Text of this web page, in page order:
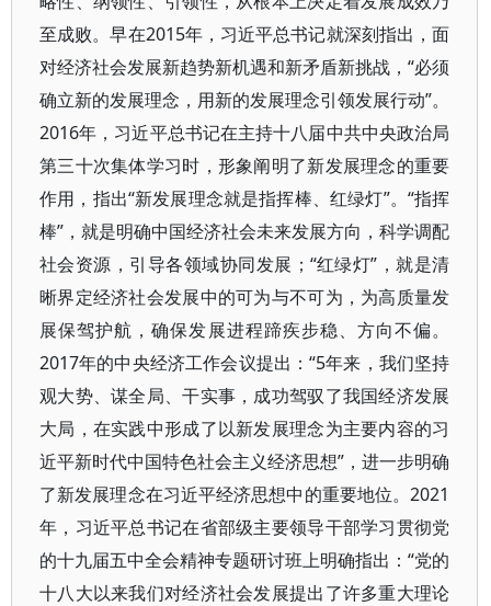
至成败。早在2015年，习近平总书记就深刻指出，面
对经济社会发展新趋势新机遇和新矛盾新挑战，“必须
确立新的发展理念，用新的发展理念引领发展行动”。
2016年，习近平总书记在主持十八届中共中央政治局
第三十次集体学习时，形象阐明了新发展理念的重要
作用，指出“新发展理念就是指挥棒、红绿灯”。“指挥
棒”，就是明确中国经济社会未来发展方向，科学调配
社会资源，引导各领域协同发展；“红绿灯”，就是清
晰界定经济社会发展中的可为与不可为，为高质量发
展保驾护航，确保发展进程蹄疾步稳、方向不偏。
2017年的中央经济工作会议提出：“5年来，我们坚持
观大势、谋全局、干实事，成功驾驭了我国经济发展
大局，在实践中形成了以新发展理念为主要内容的习
近平新时代中国特色社会主义经济思想”，进一步明确
了新发展理念在习近平经济思想中的重要地位。2021
年，习近平总书记在省部级主要领导干部学习贯彻党
的十九届五中全会精神专题研讨班上明确指出：“党的
十八大以来我们对经济社会发展提出了许多重大理论